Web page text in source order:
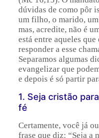
dúvidas de como pôr
um filho, o marido,
mas, acredite, não é
está entre aqueles
responder a esse
Separamos algumas
evangelizar que
e depois é só partir
1. Seja cristão
fé
Certamente, você já
frase que diz: “Seja a